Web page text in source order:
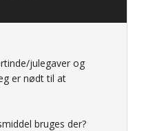
julegaver og
er nødt til at
bruges der?